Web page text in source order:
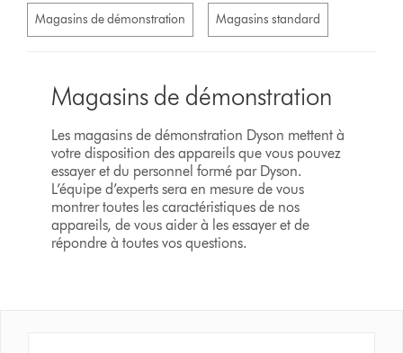
Magasins de démonstration Magasins standard
Magasins de démonstration
Les magasins de démonstration Dyson mettent à
votre disposition des appareils que vous pouvez
essayer et du personnel formé par Dyson.
L’équipe d’experts sera en mesure de vous
montrer toutes les caractéristiques de nos
appareils, de vous aider à les essayer et de
répondre à toutes vos questions.